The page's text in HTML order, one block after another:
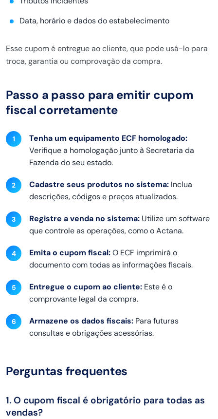
Data, horário e dados do estabelecimento
Esse cupom é entregue ao cliente, que pode usá-lo para
troca, garantia ou comprovação da compra.
Passo a passo para emitir cupom
fiscal corretamente
Tenha um equipamento ECF homologado:
Verifique a homologação junto à Secretaria da
Fazenda do seu estado.
Cadastre seus produtos no sistema: Inclua
descrições, códigos e preços atualizados.
Registre a venda no sistema: Utilize um software
que controle as operações, como o Actana.
Emita o cupom fiscal:O ECF imprimirá o
documento com todas as informações fiscais.
Entregue o cupom ao cliente: Este é o
comprovante legal da compra.
Armazene os dados fiscais: Para futuras
consultas e obrigações acessórias.
Perguntas frequentes
1. O cupom fiscal é obrigatório para todas as
vendas?